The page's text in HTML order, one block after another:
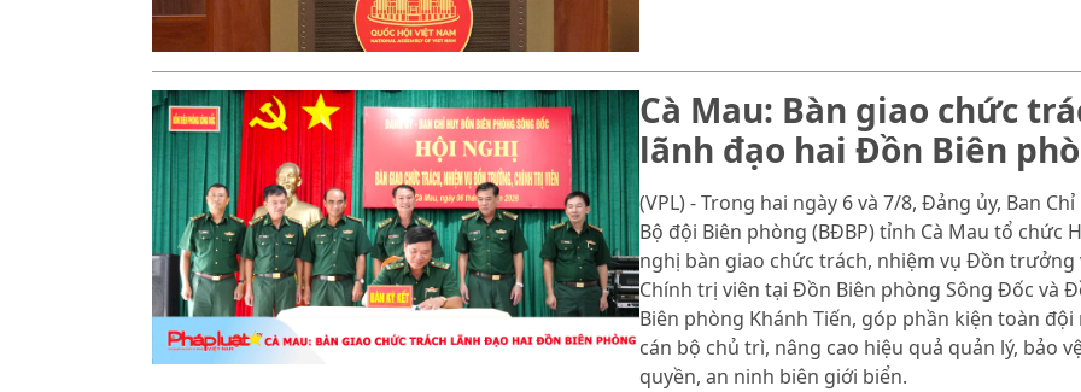
Cà Mau: Bàn giao chức
lãnh đạo hai Đồn Biên
(VPL) - Trong hai ngày 6 và 7/8, Đảng ủy, Ban Chỉ
Bộ đội Biên phòng (BĐBP) tỉnh Cà Mau tổ chức
nghị bàn giao chức trách, nhiệm vụ Đồn trưởng
Chính trị viên tại Đồn Biên phòng Sông Đốc và
Biên phòng Khánh Tiến, góp phần kiện toàn đội
cán bộ chủ trì, nâng cao hiệu quả quản lý, bảo
quyền, an ninh biên giới biển.